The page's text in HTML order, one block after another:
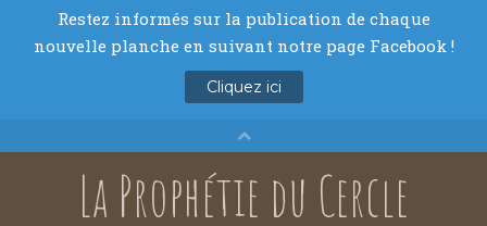
La Prophétie du Cercle